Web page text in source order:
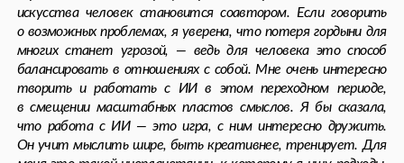
нейротрансмиттеров, превращая химические
вибрации окситоцина в музыку.
Один из новейших медиумов, фиджитал-арт,
объединяет физические и цифровые элементы.
Художники создают гибридные произведения,
существующие одновременно в реальном
и виртуальном пространствах. Они интегрируют
дополненную реальность в скульптуры, используют
сенсоры для создания интерактивных картин,